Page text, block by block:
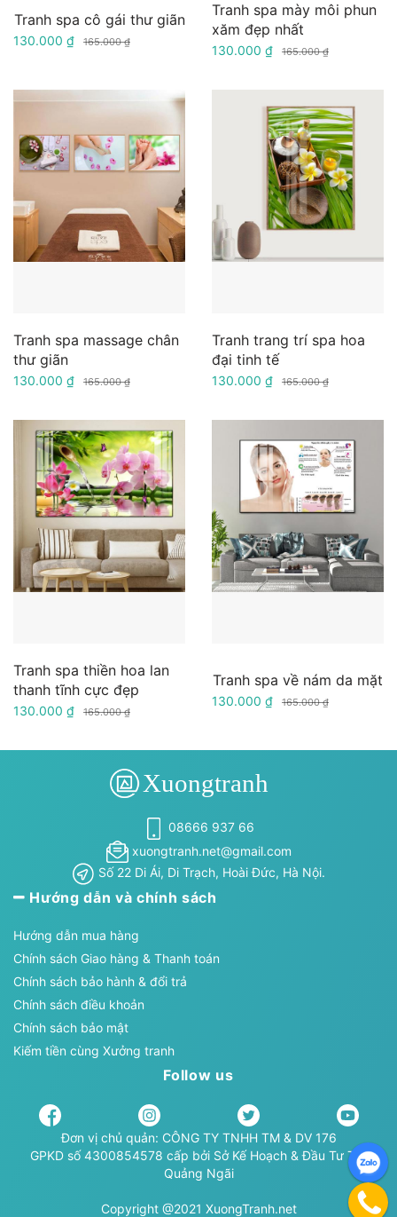
Tranh spa cô gái thư giãn
130.000 ₫ 165.000 ₫
Tranh spa mày môi phun
xăm đẹp nhất
130.000 ₫ 165.000 ₫
Tranh spa massage chân
thư giãn
130.000 ₫ 165.000 ₫
Tranh trang trí spa hoa
đại tinh tế
130.000 ₫ 165.000 ₫
Tranh spa thiền hoa lan
thanh tĩnh cực đẹp
130.000 ₫ 165.000 ₫
Tranh spa về nám da mặt
130.000 ₫ 165.000 ₫
08666 937 66
xuongtranh.net@gmail.com
Số 22 Di Ái, Di Trạch, Hoài Đức, Hà Nội.
Hướng dẫn và chính sách
Hướng dẫn mua hàng
Chính sách Giao hàng & Thanh toán
Chính sách bảo hành & đổi trả
Chính sách điều khoản
Chính sách bảo mật
Kiếm tiền cùng Xưởng tranh
Follow us
Đơn vị chủ quản: CÔNG TY TNHH TM & DV 176
GPKD số 4300854578 cấp bởi Sở Kế Hoạch & Đầu Tư TP.
Quảng Ngãi
Copyright @2021 XuongTranh.net